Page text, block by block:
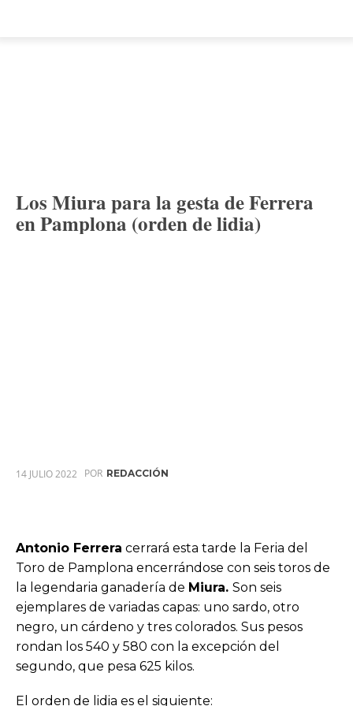
Los Miura para la gesta de Ferrera
en Pamplona (orden de lidia)
14 JULIO 2022 POR REDACCIÓN
Antonio Ferrera cerrará esta tarde la Feria del
Toro de Pamplona encerrándose con seis toros de
la legendaria ganadería de Miura. Son seis
ejemplares de variadas capas: uno sardo, otro
negro, un cárdeno y tres colorados. Sus pesos
rondan los 540 y 580 con la excepción del
segundo, que pesa 625 kilos.
El orden de lidia es el siguiente: